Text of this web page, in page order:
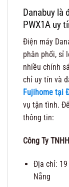
Danabuy là
PWX1A uy
Điện máy
phân phối, sỉ
nhiều chính
chỉ uy tín và
Fujihome tại
vụ tận tình.
thông tin:
Công Ty
Địa chỉ: 19
Nẵng